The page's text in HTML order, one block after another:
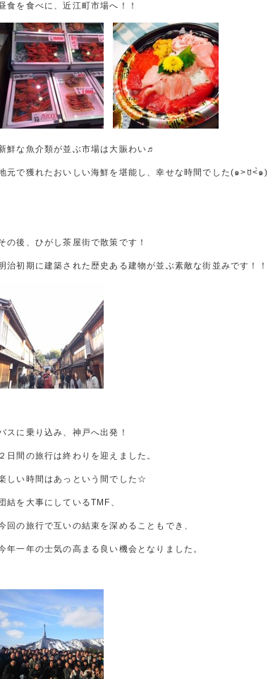
食を食べに、近江町市場へ！！
鮮な魚介類が並ぶ市場は大賑わい♬
元で獲れたおいしい海鮮を堪能し、幸せな時間でした(๑˃ꇴ˂̀๑)
の後、ひがし茶屋街で散策です！
治初期に建築された歴史ある建物が並ぶ素敵な街並みです！！
スに乗り込み、神戸へ出発！
２日間の旅行は終わりを迎えました。
しい時間はあっという間でした☆
団結を大事にしているTMF、
回の旅行で互いの結束を深めることもでき、
年一年の士気の高まる良い機会となりました。